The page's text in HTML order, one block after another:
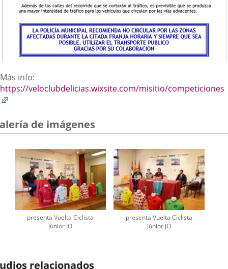
Más info:
https://veloclubdelicias.wixsite.com/misitio/competiciones
una
aplicación
de imágenes
presenta Vuelta Ciclista
Júnior JO
presenta Vuelta Ciclista
Júnior JO
relacionados